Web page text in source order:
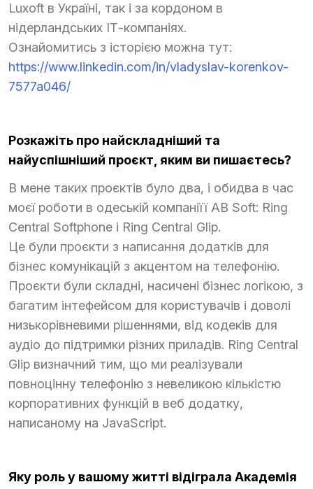
Luxoft в Україні, так і за кордоном в
нідерландських ІТ-компаніях.
Ознайомитись з історією можна тут:
https://www.linkedin.com/in/vladyslav-korenkov-
7577a046/
Розкажіть про найскладніший та
найуспішніший проєкт, яким ви пишаєтесь?
В мене таких проєктів було два, і обидва в час
моєї роботи в одеській компаніїї AB Soft: Ring
Central Softphone і Ring Central Glip.
Це були проєкти з написання додатків для
бізнес комунікацій з акцентом на телефонію.
Проєкти були складні, насичені бізнес логікою, з
багатим інтефейсом для користувачів і доволі
низькорівневими рішеннями, від кодеків для
аудіо до підтримки різних приладів. Ring Central
Glip визначний тим, що ми реалізували
повноцінну телефонію з невеликою кількістю
корпоративних функцій в веб додатку,
написаному на JavaScript.
Яку роль у вашому житті відіграла Академія